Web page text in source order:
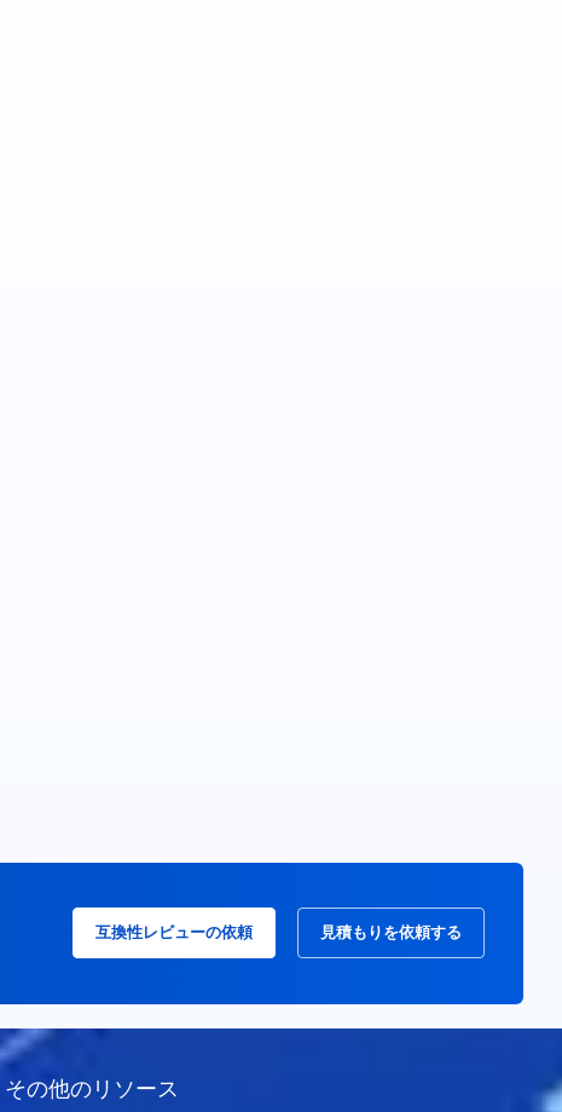
互換性レビューの依頼 見積もりを依頼する
その他のリソース